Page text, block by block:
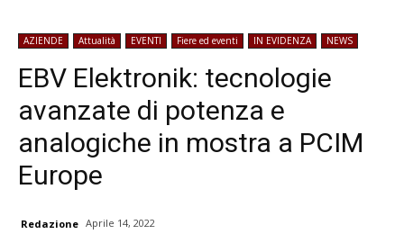
AZIENDE Attualità EVENTI Fiere ed eventi IN EVIDENZA NEWS
EBV Elektronik: tecnologie
avanzate di potenza e
analogiche in mostra a PCIM
Europe
Redazione Aprile 14, 2022